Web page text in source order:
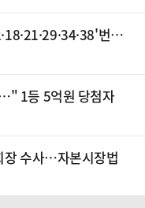
번…
1등 5억원 당첨자
장 수사…자본시장법